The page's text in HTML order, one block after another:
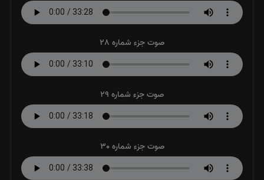
صوت جزء شماره 28
صوت جزء شماره 29
صوت جزء شماره 30